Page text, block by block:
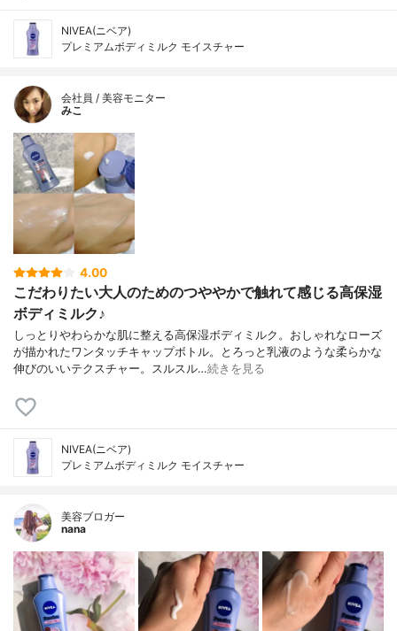
NIVEA(ニベア)
プレミアムボディミルク モイスチャー
会社員 / 美容モニター
みこ
4.00
こだわりたい大人のためのつややかで触れて感じる高保湿
ボディミルク♪
しっとりやわらかな肌に整える高保湿ボディミルク。おしゃれなローズ
が描かれたワンタッチキャップボトル。とろっと乳液のような柔らかな
伸びのいいテクスチャー。スルスル…続きを見る
NIVEA(ニベア)
プレミアムボディミルク モイスチャー
美容ブロガー
nana